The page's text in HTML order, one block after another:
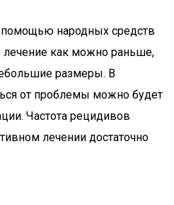
помощью народных средств
лечение как можно раньше,
размеры. В
от проблемы можно будет
Частота рецидивов
лечении достаточно